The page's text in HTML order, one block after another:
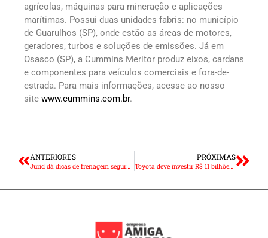
agrícolas, máquinas para mineração e aplicações
marítimas. Possui duas unidades fabris: no município
de Guarulhos (SP), onde estão as áreas de motores,
geradores, turbos e soluções de emissões. Já em
Osasco (SP), a Cummins Meritor produz eixos, cardans
e componentes para veículos comerciais e fora-de-
estrada. Para mais informações, acesse ao nosso
site www.cummins.com.br.
ANTERIORES
Jurid dá dicas de frenagem segura em dias de chuva
PRÓXIMAS
Toyota deve investir R$ 11 bilhões no Brasil